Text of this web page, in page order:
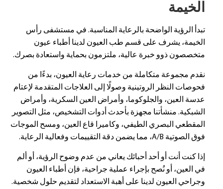
الخيمة
تبدأ الرؤية الواضحة بالرعاية المناسبة. في مستشفى رأس
الخيمة، يشرف على قسم طب العيون لدينا أطباء عيون
متخصصون ذوو خبرة عالية، ملتزمون بحماية واستعادة بصرك.
نقدم مجموعة متكاملة من خدمات رعاية العيون، بدءًا من
فحوصات النظر الروتينية وصولًا إلى العلاجات المتقدمة لإعتام
عدسة العين، والجلوكوما، وأمراض العين السكرية، وأمراض
الشبكية. منشأتنا مجهزة بأحدث أدوات التشخيص، مثل التصوير
المقطعي البصري الطيفي، وكاميرا قاع العين، ومسح الموجات
فوق الصوتية A/B، مما يضمن دقة التقييمات وفعالية الرعاية.
إذا كنت أنت أو أحد أحبائك يعاني من عدم وضوح الرؤية، أو ألم
في العين، أو نُصح بإجراء عملية جراحية، فإن أطباء العيون
وجراحي العيون لدينا على أهبة الاستعداد لتقديم حلول شخصية.